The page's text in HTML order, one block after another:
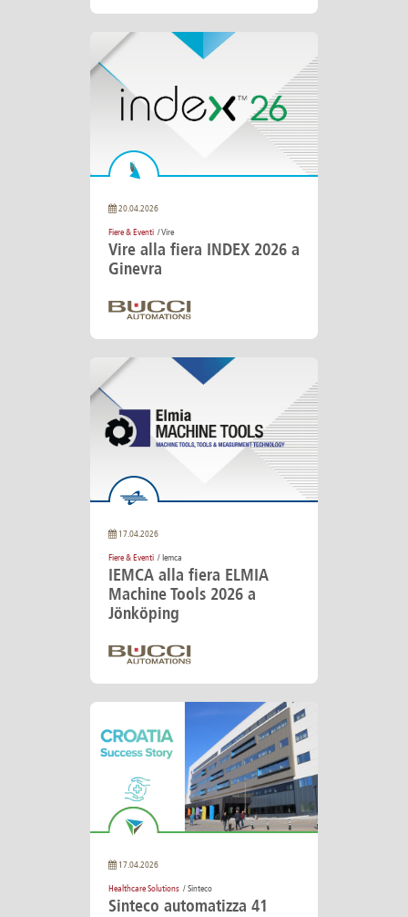
20.04.2026
Fiere & Eventi / Vire
Vire alla fiera INDEX 2026 a
Ginevra
17.04.2026
Fiere & Eventi / Iemca
IEMCA alla fiera ELMIA
Machine Tools 2026 a
Jönköping
17.04.2026
Healthcare Solutions / Sinteco
Sinteco automatizza 41